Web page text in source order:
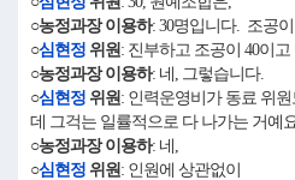
○농정과장 이용하: 30명입니다. 조공
○심현정 위원: 진부하고 조공이 40이
○농정과장 이용하: 네, 그렇습니다.
○심현정 위원: 인력운영비가 동료 위
데 그걱는 일률적으로 다 나가는 거예
○농정과장 이용하: 네,
○심현정 위원: 인원에 상관없이